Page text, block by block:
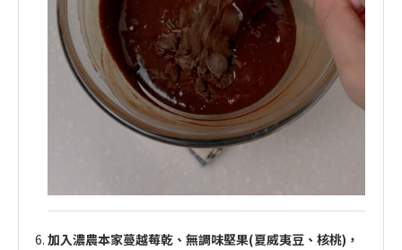
加入濃農本家蔓越莓乾、無調味堅果(夏威夷豆、核桃)，